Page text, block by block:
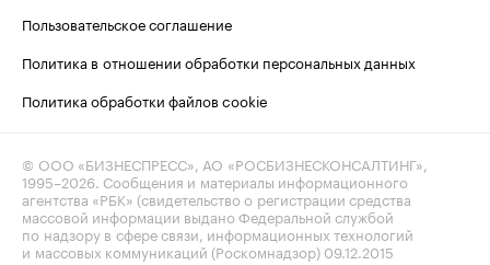
Пользовательское соглашение
Политика в отношении обработки персональных данных
Политика обработки файлов cookie
© ООО «БИЗНЕСПРЕСС», АО «РОСБИЗНЕСКОНСАЛТИНГ»,
1995–2026. Сообщения и материалы информационного
агентства «РБК» (свидетельство о регистрации средства
массовой информации выдано Федеральной службой
по надзору в сфере связи, информационных технологий
и массовых коммуникаций (Роскомнадзор) 09.12.2015